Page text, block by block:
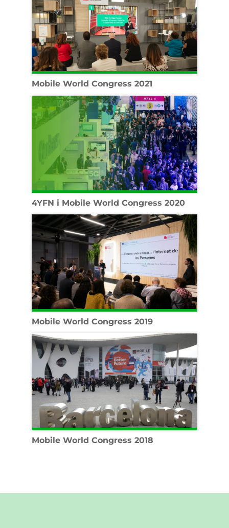
Mobile World Congress 2021
4YFN i Mobile World Congress 2020
Mobile World Congress 2019
Mobile World Congress 2018